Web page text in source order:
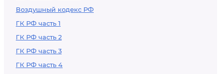
Воздушный кодекс РФ
ГК РФ часть 1
ГК РФ часть 2
ГК РФ часть 3
ГК РФ часть 4